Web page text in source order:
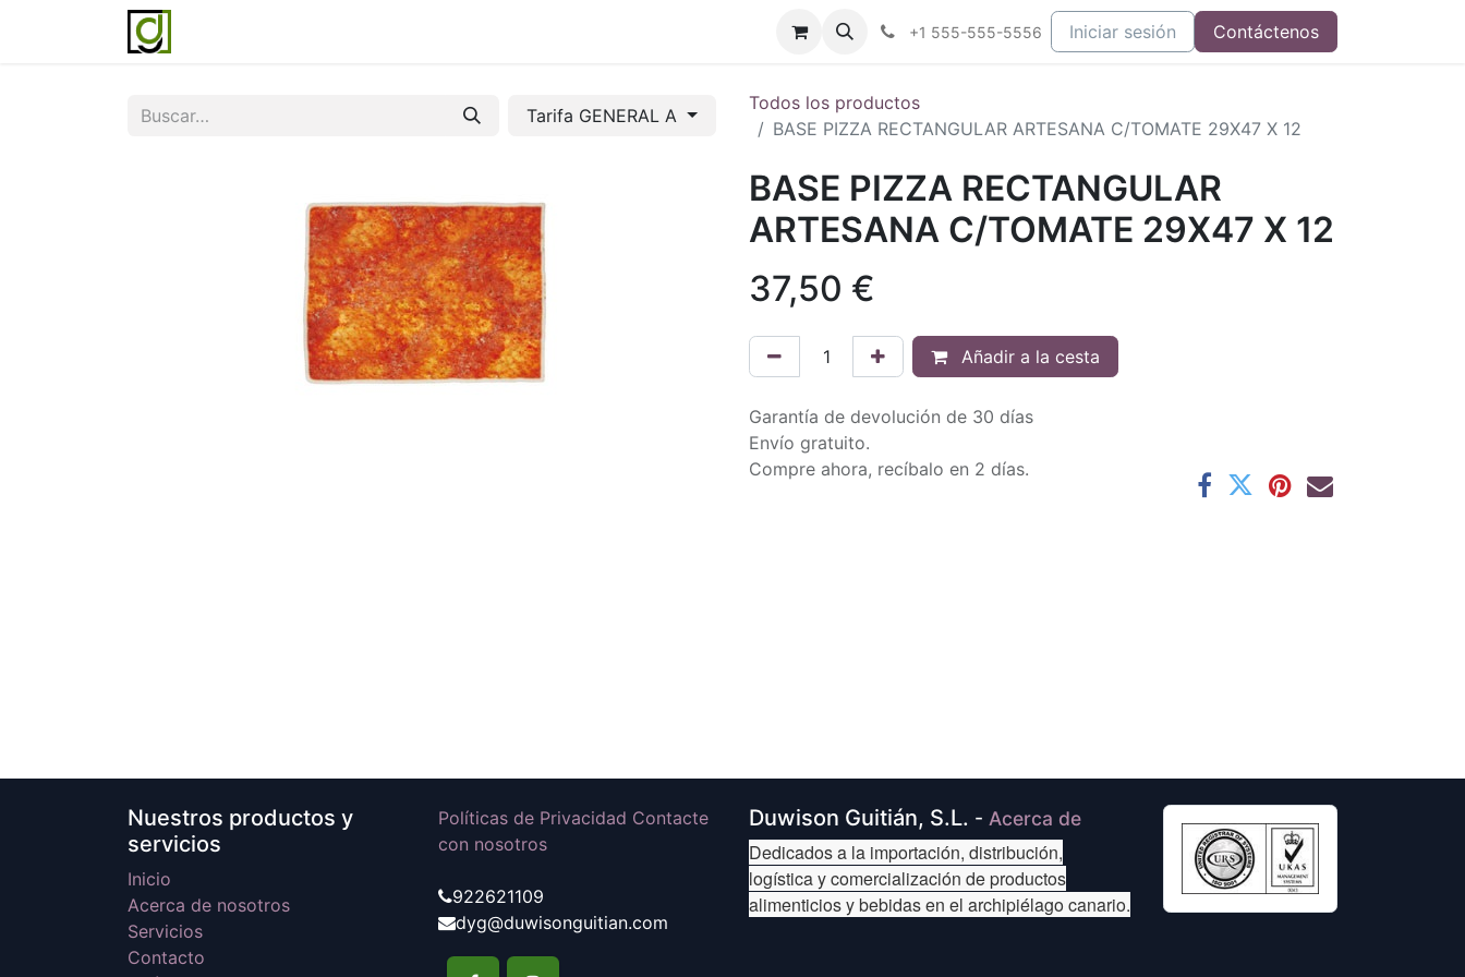
Blog Contáctenos
+1 555-555-5556 Iniciar sesión Contáctenos
Tarifa GENERAL A
Todos los productos
BASE PIZZA RECTANGULAR ARTESANA C/TOMATE 29X47 X 12
BASE PIZZA RECTANGULAR
ARTESANA C/TOMATE 29X47 X 12
37,50 €
Añadir a la cesta
Garantía de devolución de 30 días
Envío gratuito.
Compre ahora, recíbalo en 2 días.
Nuestros productos y
servicios
Inicio
Acerca de nosotros
Servicios
Contacto
Políticas de Privacidad Contacte
con nosotros
922621109
dyg@duwisonguitian.com
Duwison Guitián, S.L. - Acerca de
Dedicados a la importación, distribución,
logística y comercialización de productos
alimenticios y bebidas en el archipiélago canario.